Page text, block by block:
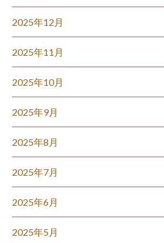
2025年12月
2025年11月
2025年10月
2025年9月
2025年8月
2025年7月
2025年6月
2025年5月